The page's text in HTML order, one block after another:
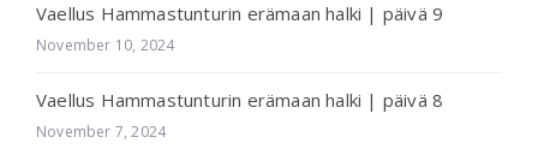
Vaellus Hammastunturin erämaan halki | päivä 9
November 10, 2024
Vaellus Hammastunturin erämaan halki | päivä 8
November 7, 2024